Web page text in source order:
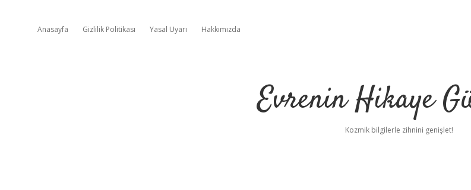
Anasayfa Gizlilik Politikası Yasal Uyarı Hakkımızda
Evrenin Hikaye
Kozmik bilgilerle zihnini genişlet!